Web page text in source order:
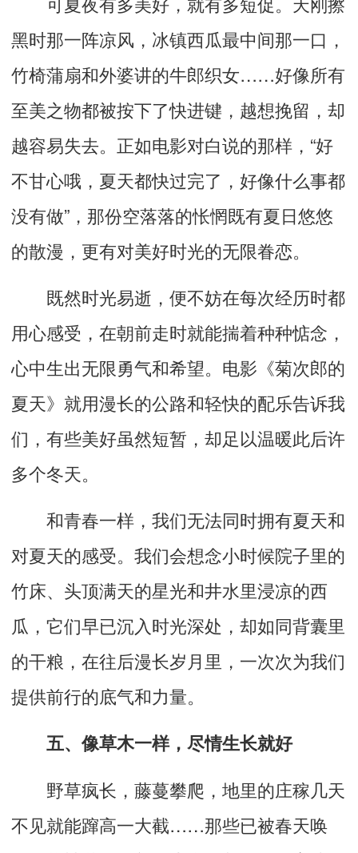
黑时那一阵凉风，冰镇西瓜最中间那一口，
竹椅蒲扇和外婆讲的牛郎织女……好像所有
至美之物都被按下了快进键， 越想挽留，却
越容易失去。正如电影对白说的那样， “好
不甘心哦，夏天都快过完了，好像什么事都
没有做”，那份空落落的怅惘既有夏日悠悠
的散漫，更有对美好时光的无限眷恋。
既然时光易逝，便不妨在每次经历时都
用心感受，在朝前走时就能揣着种种惦念，
心中生出无限勇气和希望。电影《菊次郎的
夏天》就用漫长的公路和轻快的配乐告诉我
们，有些美好虽然短暂，却足以温暖此后许
多个冬天。
和青春一样，我们无法同时拥有夏天和
对夏天的感受。我们会想念小时候院子里的
竹床、头顶满天的星光和井水里浸凉的西
瓜，它们早已沉入时光深处，却如同背囊里
的干粮，在往后漫长岁月里，一次次为我们
提供前行的底气和力量。
五、像草木一样，尽情生长就好
野草疯长，藤蔓攀爬，地里的庄稼几天
不见就能蹿高一大截……那些已被春天唤